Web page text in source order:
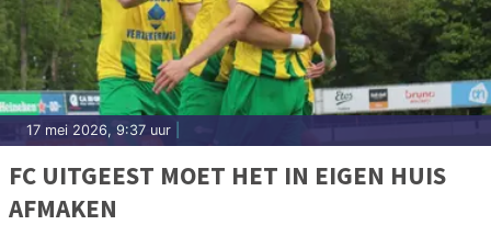
17 mei 2026, 9:37 uur
FC UITGEEST MOET HET IN EIGEN HUIS
AFMAKEN